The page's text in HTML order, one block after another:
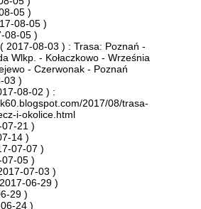
05 )
08-05 )
08-05 )
( 2017-08-03 ) : Trasa: Poznań -
Wlkp. - Kołaczkowo - Września
- Czerwonak - Poznań
03 )
08-02 ) :
2017/08/trasa-
i-okolice.html
21 )
14 )
07-07 )
05 )
07-03 )
06-29 )
29 )
24 )